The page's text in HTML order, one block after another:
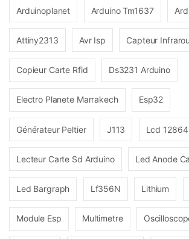
Arduinoplanet Arduino Tm1637
Attiny2313 Avr Isp Capteur
Copieur Carte Rfid Ds3231 Arduino
Electro Planete Marrakech Esp32
Générateur Peltier J113 Lcd
Lecteur Carte Sd Arduino Led Anode
Led Bargraph Lf356N Lithium
Module Esp Multimetre